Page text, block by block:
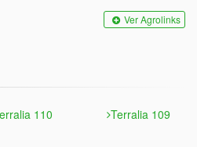
Ver Agrolinks
110
Terralia 109